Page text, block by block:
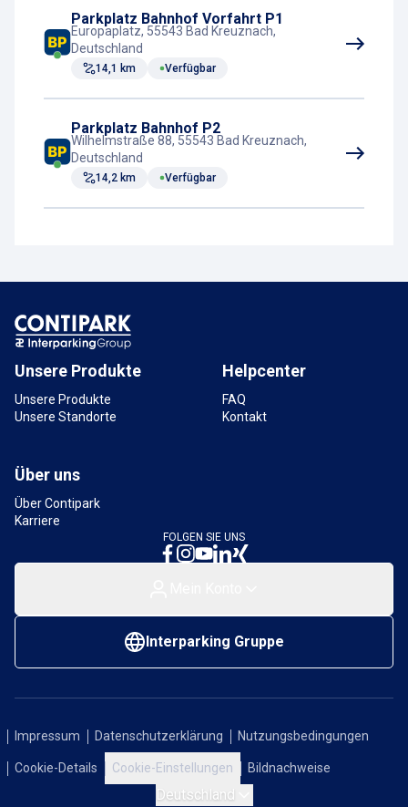
Parkplatz Bahnhof Vorfahrt P1
Europaplatz, 55543 Bad Kreuznach,
Deutschland
14,1 km Verfügbar
Parkplatz Bahnhof P2
Wilhelmstraße 88, 55543 Bad Kreuznach,
Deutschland
14,2 km Verfügbar
Unsere Produkte
Unsere Produkte
Unsere Standorte
Helpcenter
FAQ
Kontakt
Über uns
Über Contipark
Karriere
FOLGEN SIE UNS
Interparking Gruppe
Impressum Datenschutzerklärung Nutzungsbedingungen
Cookie-Details Cookie-Einstellungen Bildnachweise
Deutschland